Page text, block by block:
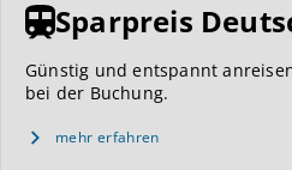
Sparpreis
Günstig und entspannt
bei der Buchung.
mehr erfahren